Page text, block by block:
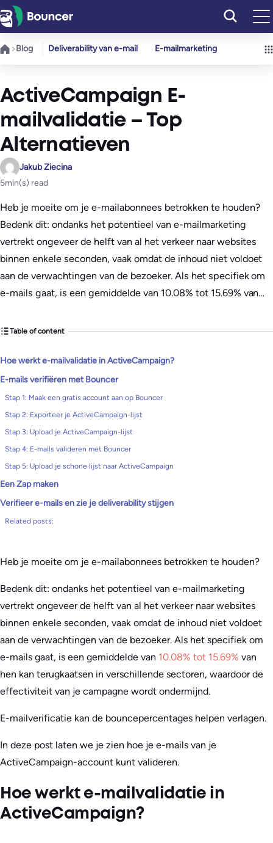
Ga
naar
de
Blog Deliverability van e-mail E-mailmarketing
ActiveCampaign E-
mailvalidatie – Top
Alternatieven
Jakub Ziecina
5min(s) read
Heb je moeite om je e-mailabonnees betrokken te houden?
Bedenk dit: ondanks het potentieel van e-mailmarketing
vertrekt ongeveer de helft van al het verkeer naar websites
binnen enkele seconden, vaak omdat de inhoud niet voldoet
aan de verwachtingen van de bezoeker. Als het specifiek om
e-mails gaat, is een gemiddelde van 10.08% tot 15.69% van…
Table of content
Hoe werkt e-mailvalidatie in ActiveCampaign?
E-mails verifiëren met Bouncer
Stap 1: Maak een gratis account aan op Bouncer
Stap 2: Exporteer je ActiveCampaign-lijst
Stap 3: Upload je ActiveCampaign-lijst
Stap 4: E-mails valideren met Bouncer
Stap 5: Upload je schone lijst naar ActiveCampaign
Een Zap maken
Verifieer e-mails en zie je deliverability stijgen
Related posts:
Heb je moeite om je e-mailabonnees betrokken te houden?
Bedenk dit: ondanks het potentieel van e-mailmarketing
vertrekt ongeveer de helft van al het verkeer naar websites
binnen enkele seconden, vaak omdat de inhoud niet voldoet
aan de verwachtingen van de bezoeker. Als het specifiek om
e-mails gaat, is een gemiddelde van 10.08% tot 15.69% van
hen kan terugkaatsen in verschillende sectoren, waardoor de
effectiviteit van je campagne wordt ondermijnd.
E-mailverificatie kan de bouncepercentages helpen verlagen.
In deze post laten we je zien hoe je e-mails van je
ActiveCampaign-account kunt valideren.
Hoe werkt e-mailvalidatie in
ActiveCampaign?